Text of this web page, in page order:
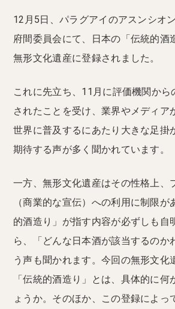
12月5日、パラグアイのアスンシオ
府間委員会にて、日本の「伝統的酒
無形文化遺産に登録されました。
これに先立ち、11月に評価機関から
されたことを受け、業界やメディア
世界に普及するにあたり大きな足掛
期待する声が多く聞かれています。
一方、無形文化遺産はその性格上、
（商業的な宣伝）への利用に制限が
的酒造り」が指す内容が必ずしも自
ら、「どんな日本酒が該当するのか
う声も聞かれます。今回の無形文化
「伝統的酒造り」とは、具体的に何
ょうか。そのほか、この登録によっ